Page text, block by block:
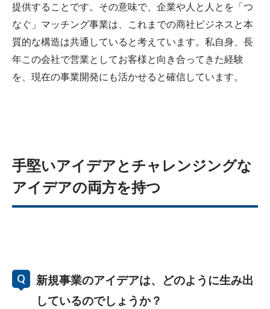
提供することです。その意味で、企業や人と人とを「つ
なぐ」マッチング事業は、これまでの商社ビジネスと本
質的な構造は共通していると考えています。私自身、長
年この会社で営業としてお客様と向き合ってきた経験
を、現在の事業開発にも活かせると確信しています。
手堅いアイデアとチャレンジングな
アイデアの両方を持つ
新規事業のアイデアは、どのように生み出
しているのでしょうか？